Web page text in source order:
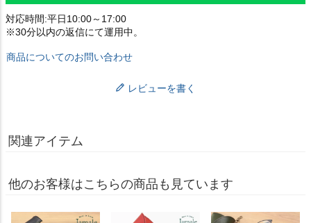
対応時間:平日10:00～17:00
※30分以内の返信にて運用中。
商品についてのお問い合わせ
レビューを書く
関連アイテム
他のお客様はこちらの商品も見ています